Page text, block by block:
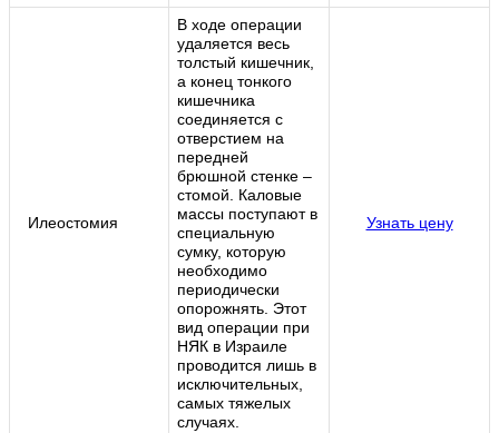
Илеостомия
В ходе операции
удаляется весь
толстый кишечник,
а конец тонкого
кишечника
соединяется с
отверстием на
передней
брюшной стенке –
стомой. Каловые
массы поступают в
специальную
сумку, которую
необходимо
периодически
опорожнять. Этот
вид операции при
НЯК в Израиле
проводится лишь в
исключительных,
самых тяжелых
случаях.
Узнать цену